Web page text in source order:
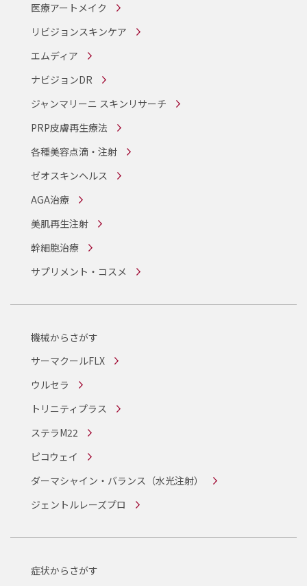
医療アートメイク
リビジョンスキンケア
エムディア
ナビジョンDR
ジャンマリーニ スキンリサーチ
PRP皮膚再生療法
各種美容点滴・注射
ゼオスキンヘルス
AGA治療
美肌再生注射
幹細胞治療
サプリメント・コスメ
機械からさがす
サーマクールFLX
ウルセラ
トリニティプラス
ステラM22
ピコウェイ
ダーマシャイン・バランス （水光注射）
ジェントルレーズプロ
症状からさがす